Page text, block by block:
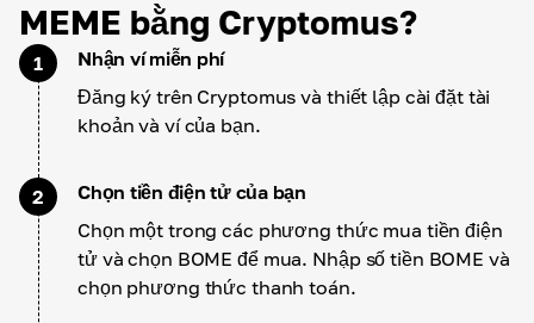
MEME bằng Cryptomus?
1
Nhận ví miễn phí
Đăng ký trên Cryptomus và thiết lập cài đặt tài
khoản và ví của bạn.
2
Chọn tiền điện tử của bạn
Chọn một trong các phương thức mua tiền điện
tử và chọn BOME để mua. Nhập số tiền BOME và
chọn phương thức thanh toán.